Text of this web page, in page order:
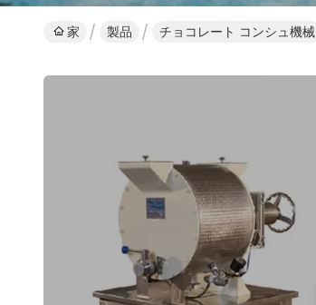
家 製品 チョコレート コンシュ機械